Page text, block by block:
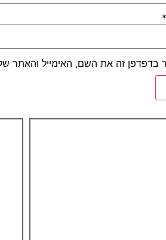
*
בדפדפן זה את השם, האימייל והאתר